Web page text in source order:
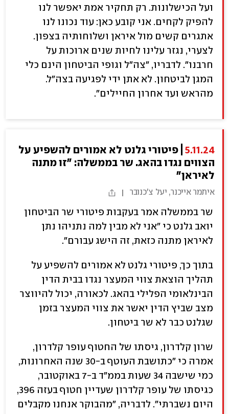
ועל הכישלונות. רק תחקיר אמת יאפשר לנו
להפיק לקחים. אני קובע כאן: עוד נכונו לנו
אתגרים קשים מול איראן ושלוחותיה בצפון.
לצערי, נגזר עלינו לחיות שנים ארוכות על
חרבנו". לדבריו, "צה"ל וגופי הביטחון הינם כלי
המגן לביטחון. לא אתן ידי לפגיעה בצה"ל.
מהראש ועד אחרון החיילים".
5.11.24
פיטורי גלנט לא אמורים להשפיע על
הצווים נגדו בהאג. שר בממשלה: "זו מתנה
לאיראן"
איתמר אייכנר, יעל צ'כנובר
שר בממשלה אמר בעקבות פיטורי שר הביטחון
יואב גלנט כי "אני לא מבין למה נתניהו נתן
לאיראן מתנה כזאת, זה הישג עבורם".
בתוך כך, פיטורי גלנט לא אמורים להשפיע על
תהליך הוצאת צווי המעצר נגדו בבית הדין
הבינלאומי הפלילי בהאג. לכאורה, יכול להיווצר
מצב שביץ הדין יאשר את צווי המעצר בזמן
שגלנט כבר לא שר ביטחון.
שרון קלדרון, גיסתו של החטוף עופר קלדרון,
אמרה כי "כתושבת העוטף ב-30 שנה האחרונות,
כמי שישבה 34 שעות בממ"ד ב-7 באוקטובר,
כגיסתו של עופר קלדרון שעדיין חטוף בעזה 396,
היום נשברתי". לדבריה, "מהבוקר אנחנו מקבלים